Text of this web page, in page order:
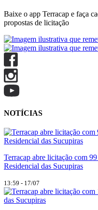
Baixe o app Terracap e faça
propostas de licitação
NOTÍCIAS
Terracap abre licitação com
Residencial das Sucupiras
13:59 - 17/07